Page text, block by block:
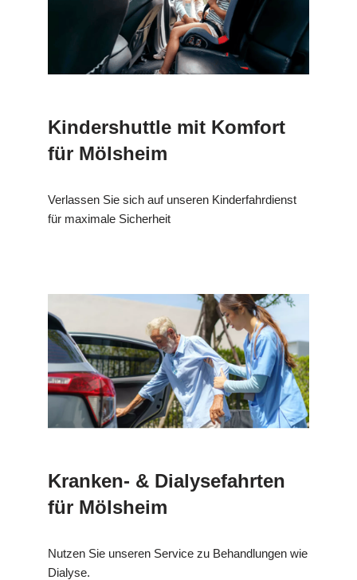
Kindershuttle mit Komfort
für Mölsheim
Verlassen Sie sich auf unseren Kinderfahrdienst
für maximale Sicherheit
Kranken- & Dialysefahrten
für Mölsheim
Nutzen Sie unseren Service zu Behandlungen wie
Dialyse.